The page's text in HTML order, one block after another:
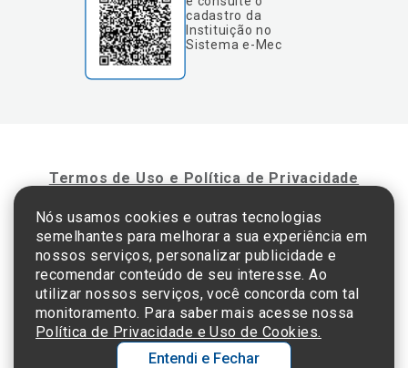
cadastro da
Instituição no
Sistema e-Mec
Termos de Uso e Política de Privacidade
©2025 Einstein Hospital Israelita -TODOS OS DIREITOS RESERVADOS
CNPJ: 60.765.823/0001-30 - Endereço: Av. Albert Einstein, 627 - Morumbi - São
Paulo - SP - 05652-000
Nós usamos cookies e outras tecnologias
semelhantes para melhorar a sua experiência em
nossos serviços, personalizar publicidade e
recomendar conteúdo de seu interesse. Ao
utilizar nossos serviços, você concorda com tal
monitoramento. Para saber mais acesse nossa
Política de Privacidade e Uso de Cookies.
Entendi e Fechar